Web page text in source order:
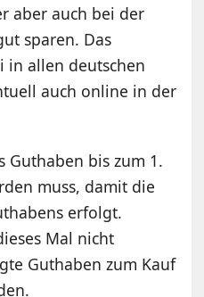
aber auch bei der
sparen. Das
in allen deutschen
auch online in der
Guthaben bis zum 1.
muss, damit die
erfolgt.
Mal nicht
Guthaben zum Kauf